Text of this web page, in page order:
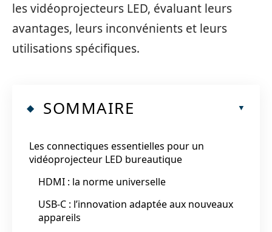
les vidéoprojecteurs LED, évaluant leurs
avantages, leurs inconvénients et leurs
utilisations spécifiques.
SOMMAIRE
Les connectiques essentielles pour un
vidéoprojecteur LED bureautique
HDMI : la norme universelle
USB-C : l’innovation adaptée aux nouveaux
appareils